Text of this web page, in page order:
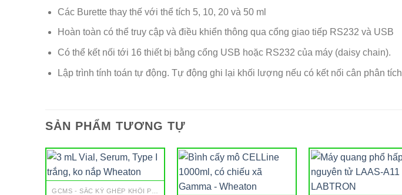
Các Burette thay thế với thể tích 5, 10, 20 và 50 ml
Hoàn toàn có thể truy cập và điều khiển thông qua cổng giao tiếp RS232 và USB
Có thể kết nối tới 16 thiết bị bằng cổng USB hoặc RS232 của máy (daisy chain).
Lập trình tính toán tự động. Tự động ghi lại khối lượng nếu có kết nối cân phân tích
SẢN PHẨM TƯƠNG TỰ